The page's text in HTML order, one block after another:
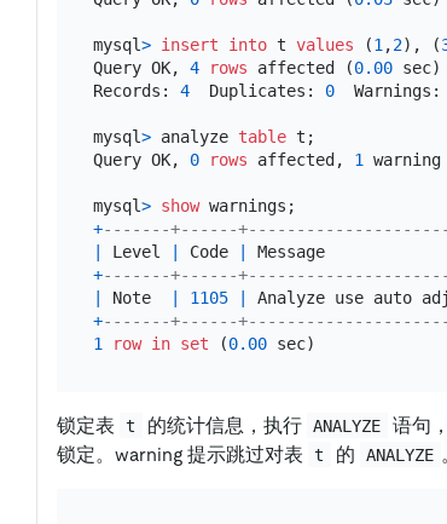
mysql> insert into t values (1 ,2), (
Query OK, 4 rows affected (0.00 sec)
Records: 4
  Duplicates:
0
  Warnings:
mysql> analyze table t;
Query OK, 0 rows affected, 1
mysql> show
+-------+------
Level Code
+-------+------
Note 1105 Analyze use auto
+-------+------
1
row in set (0.00
锁定表 t 的统计信息，执行 ANALYZE 语句
锁定。warning 提示跳过对表
t 的 ANALYZE